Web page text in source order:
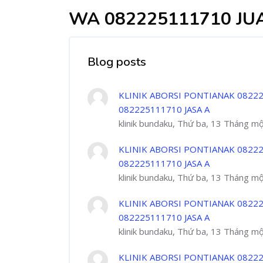
WA 082225111710
Blog posts
KLINIK ABORSI PONTIANAK
082225111710 JASA A
klinik bundaku, Thứ ba, 13 Tháng
KLINIK ABORSI PONTIANAK
082225111710 JASA A
klinik bundaku, Thứ ba, 13 Tháng
KLINIK ABORSI PONTIANAK
082225111710 JASA A
klinik bundaku, Thứ ba, 13 Tháng
KLINIK ABORSI PONTIANAK